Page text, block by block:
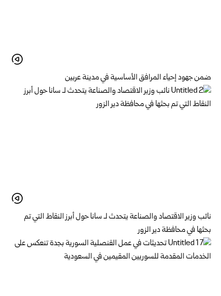
ضمن جهود إحياء المرافق الأساسية في مدينة عربين
نائب وزير الاقتصاد والصناعة يتحدث لـ سانا حول أبرز النقاط التي تم
بحثها في محافظة دير الزور